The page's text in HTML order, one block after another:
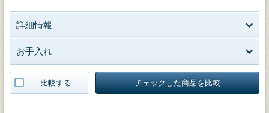
詳細情報
お手入れ
比較する チェックした商品を比較